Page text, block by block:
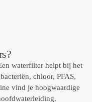
waterfilter helpt bij het
chloor, PFAS,
vind je hoogwaardige